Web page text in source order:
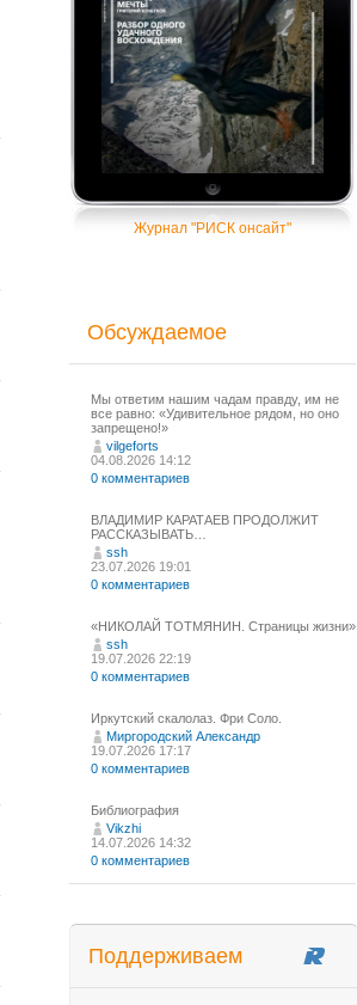
Журнал "РИСК онсайт"
Обсуждаемое
Мы ответим нашим чадам правду, им не
все равно: «Удивительное рядом, но оно
запрещено!»
vilgeforts
04.08.2026 14:12
0 комментариев
ВЛАДИМИР КАРАТАЕВ ПРОДОЛЖИТ
РАССКАЗЫВАТЬ…
ssh
23.07.2026 19:01
0 комментариев
«НИКОЛАЙ ТОТМЯНИН. Страницы жизни»
ssh
19.07.2026 22:19
0 комментариев
Иркутский скалолаз. Фри Соло.
Миргородский Александр
19.07.2026 17:17
0 комментариев
Библиография
Vikzhi
14.07.2026 14:32
0 комментариев
Поддерживаем